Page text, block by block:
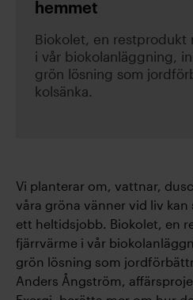
hemmet
Biokolet, en restprodukt
i vår biokolanläggning,
grön lösning som
kolsänka.
Vi planterar om, vattnar,
våra gröna vänner vid liv
ett heltidsjobb. Biokolet, en
fjärrvärme i vår
grön lösning som
Anders Ångström,